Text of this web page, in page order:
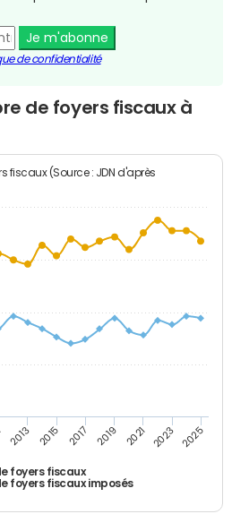
Je m'abonne
de confidentialité
de foyers fiscaux à
fiscaux (Source : JDN d'après
foyers fiscaux
foyers fiscaux imposés
2013 2015 2017 2019 2021 2023 2025